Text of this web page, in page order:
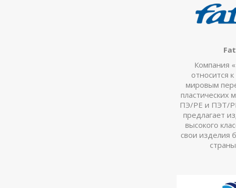
Компания
относится
мировым
пластических
ПЭ/PE и ПЭТ/
предлагает
высокого
свои изделия